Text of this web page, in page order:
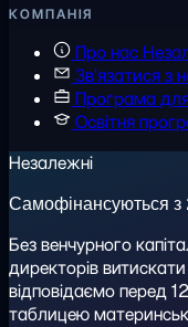
КОМПАНІЯ
Про нас
Зв'язатися з
Програма для
Освітня
Незалежні
Самофінансуються
Без венчурного
директорів
відповідаємо перед
таблицею